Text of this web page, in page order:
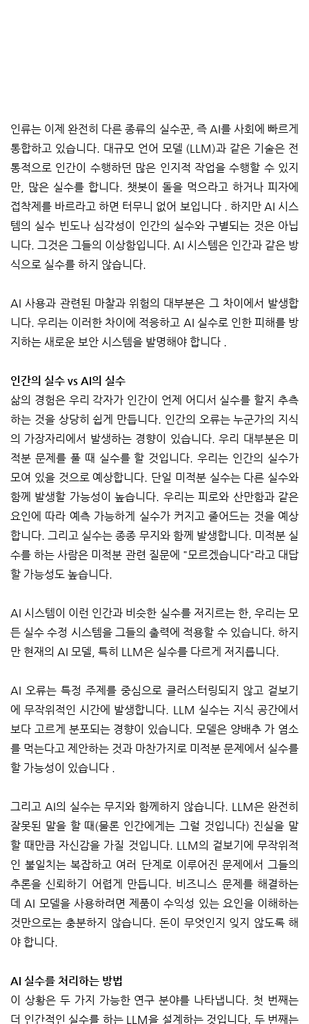
인류는 이제 완전히 다른 종류의 실수꾼, 즉 AI를 사회에 빠르게
통합하고 있습니다. 대규모 언어 모델 (LLM)과 같은 기술은 전
통적으로 인간이 수행하던 많은 인지적 작업을 수행할 수 있지
만, 많은 실수를 합니다. 챗봇이 돌을 먹으라고 하거나 피자에
접착제를 바르라고 하면 터무니 없어 보입니다 . 하지만 AI 시스
템의 실수 빈도나 심각성이 인간의 실수와 구별되는 것은 아닙
니다. 그것은 그들의 이상함입니다. AI 시스템은 인간과 같은 방
식으로 실수를 하지 않습니다.
AI 사용과 관련된 마찰과 위험의 대부분은 그 차이에서 발생합
니다. 우리는 이러한 차이에 적응하고 AI 실수로 인한 피해를 방
지하는 새로운 보안 시스템을 발명해야 합니다 .
인간의 실수 vs AI의 실수
삶의 경험은 우리 각자가 인간이 언제 어디서 실수를 할지 추측
하는 것을 상당히 쉽게 만듭니다. 인간의 오류는 누군가의 지식
의 가장자리에서 발생하는 경향이 있습니다. 우리 대부분은 미
적분 문제를 풀 때 실수를 할 것입니다. 우리는 인간의 실수가
모여 있을 것으로 예상합니다. 단일 미적분 실수는 다른 실수와
함께 발생할 가능성이 높습니다. 우리는 피로와 산만함과 같은
요인에 따라 예측 가능하게 실수가 커지고 줄어드는 것을 예상
합니다. 그리고 실수는 종종 무지와 함께 발생합니다. 미적분 실
수를 하는 사람은 미적분 관련 질문에 "모르겠습니다"라고 대답
할 가능성도 높습니다.
AI 시스템이 이런 인간과 비슷한 실수를 저지르는 한, 우리는 모
든 실수 수정 시스템을 그들의 출력에 적용할 수 있습니다. 하지
만 현재의 AI 모델, 특히 LLM은 실수를 다르게 저지릅니다.
AI 오류는 특정 주제를 중심으로 클러스터링되지 않고 겉보기
에 무작위적인 시간에 발생합니다. LLM 실수는 지식 공간에서
보다 고르게 분포되는 경향이 있습니다. 모델은 양배추 가 염소
를 먹는다고 제안하는 것과 마찬가지로 미적분 문제에서 실수를
할 가능성이 있습니다 .
그리고 AI의 실수는 무지와 함께하지 않습니다. LLM은 완전히
잘못된 말을 할 때(물론 인간에게는 그럴 것입니다) 진실을 말
할 때만큼 자신감을 가질 것입니다. LLM의 겉보기에 무작위적
인 불일치는 복잡하고 여러 단계로 이루어진 문제에서 그들의
추론을 신뢰하기 어렵게 만듭니다. 비즈니스 문제를 해결하는
데 AI 모델을 사용하려면 제품이 수익성 있는 요인을 이해하는
것만으로는 충분하지 않습니다. 돈이 무엇인지 잊지 않도록 해
야 합니다.
AI 실수를 처리하는 방법
이 상황은 두 가지 가능한 연구 분야를 나타냅니다. 첫 번째는
더 인간적인 실수를 하는 LLM을 설계하는 것입니다. 두 번째는